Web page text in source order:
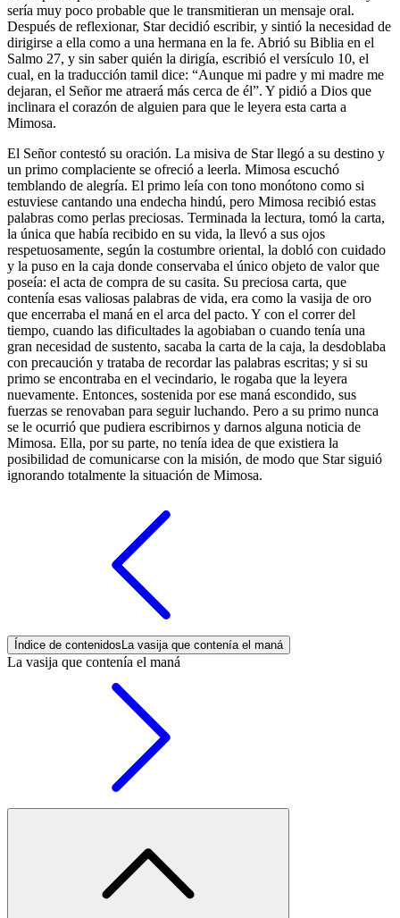
sería muy poco probable que le transmitieran un mensaje oral.
Después de reflexionar, Star decidió escribir, y sintió la necesidad de
dirigirse a ella como a una hermana en la fe. Abrió su Biblia en el
Salmo 27, y sin saber quién la dirigía, escribió el versículo 10, el
cual, en la traducción tamil dice: “Aunque mi padre y mi madre me
dejaran, el Señor me atraerá más cerca de él”. Y pidió a Dios que
inclinara el corazón de alguien para que le leyera esta carta a
Mimosa.
El Señor contestó su oración. La misiva de Star llegó a su destino y
un primo complaciente se ofreció a leerla. Mimosa escuchó
temblando de alegría. El primo leía con tono monótono como si
estuviese cantando una endecha hindú, pero Mimosa recibió estas
palabras como perlas preciosas. Terminada la lectura, tomó la carta,
la única que había recibido en su vida, la llevó a sus ojos
respetuosamente, según la costumbre oriental, la dobló con cuidado
y la puso en la caja donde conservaba el único objeto de valor que
poseía: el acta de compra de su casita. Su preciosa carta, que
contenía esas valiosas palabras de vida, era como la vasija de oro
que encerraba el maná en el arca del pacto. Y con el correr del
tiempo, cuando las dificultades la agobiaban o cuando tenía una
gran necesidad de sustento, sacaba la carta de la caja, la desdoblaba
con precaución y trataba de recordar las palabras escritas; y si su
primo se encontraba en el vecindario, le rogaba que la leyera
nuevamente. Entonces, sostenida por ese maná escondido, sus
fuerzas se renovaban para seguir luchando. Pero a su primo nunca
se le ocurrió que pudiera escribirnos y darnos alguna noticia de
Mimosa. Ella, por su parte, no tenía idea de que existiera la
posibilidad de comunicarse con la misión, de modo que Star siguió
ignorando totalmente la situación de Mimosa.
Índice de contenidos La vasija que contenía el maná
La vasija que contenía el maná